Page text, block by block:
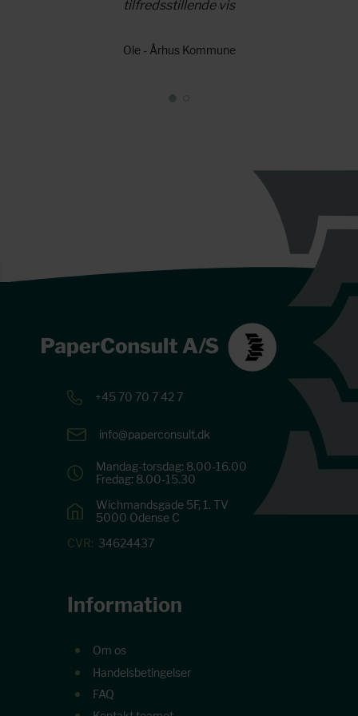
tilfredsstillende vis
Ole - Århus Kommune
+45 70 70 7 42 7
info@paperconsult.dk
Mandag-torsdag: 8.00-16.00
Fredag: 8.00-15.30
Wichmandsgade 5F, 1. TV
5000 Odense C
CVR: 34624437
Information
Om os
Handelsbetingelser
FAQ